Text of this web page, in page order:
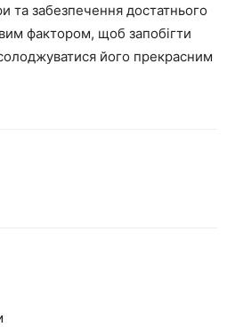
та забезпечення достатнього
фактором, щоб запобігти
його прекрасним